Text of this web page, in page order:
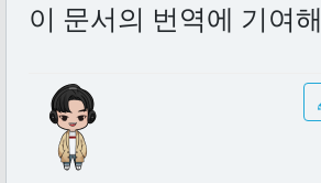
이 문서의 번역에 기여